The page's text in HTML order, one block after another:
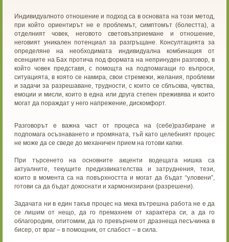
Индивидуалното отношение и подход са в основата на този метод,
при който ориентирът не е проблемът, симптомът (болестта), а
отделният човек, неговото световъзприемане и отношение,
неговият уникален потенциал за разгръщане. Консултацията за
определяне на необходимата индивидуална комбинация от
есенциите на Бах протича под формата на непринуден разговор, в
който човек представя, с помощта на подпомагащи го въпроси,
ситуацията, в която се намира, свои стремежи, желания, проблеми
и задачи за разрешаване, трудности, с които се сблъсква, чувства,
емоции и мисли, които в една или друга степен преживява и които
могат да пораждат у него напрежение, дискомфорт.
Разговорът е важна част от процеса на (себе)разбиране и
подпомага осъзнаването и промяната, тъй като целебният процес
не може да се сведе до механичен прием на готови капки.
При търсенето на основните акценти водещата нишка са
актуалните, текущите предизвикателства и затруднения, тези,
които в момента са на повърхността и могат да бъдат “уловени”,
готови са да бъдат докоснати и хармонизирани (разрешени).
Задачата ни в един такъв процес на мека вътрешна работа не е да
се лишим от нещо, да го премахнем от характера си, а да го
облагородим, опитомим, да го превърнем от дразнеща песъчинка в
бисер, от враг – в помощник, от слабост – в сила.